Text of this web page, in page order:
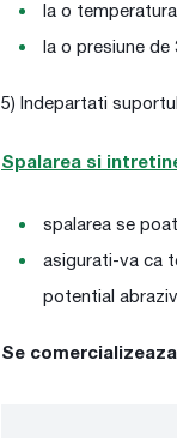
la o
la o presiune de
5) Indepartati
Spalarea si
spalarea se
asigurati-va ca
potential
Se comercializeaza